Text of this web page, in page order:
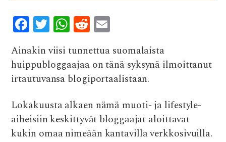
F
ac
e
b
o
o
k
T
w
it
te
r
W
h
at
s
A
p
p
R
e
d
di
t
ai
l
Ainakin viisi tunnettua suomalaista
huippubloggaajaa on tänä syksynä ilmoittanut
irtautuvansa blogiportaalistaan.
Lokakuusta alkaen nämä muoti- ja lifestyle-
aiheisiin keskittyvät bloggaajat aloittavat
kukin omaa nimeään kantavilla verkkosivuilla.